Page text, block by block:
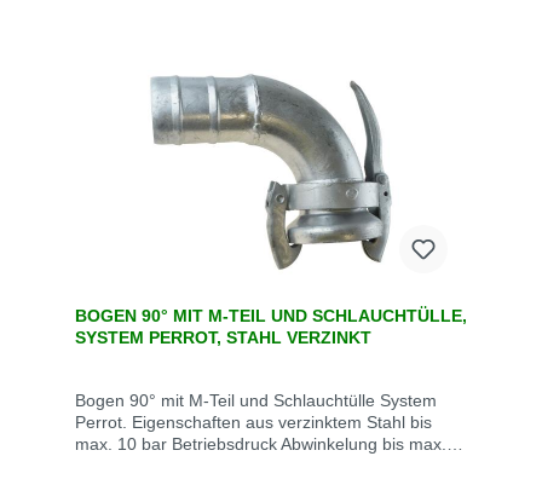
BOGEN 90° MIT M-TEIL UND SCHLAUCHTÜLLE,
SYSTEM PERROT, STAHL VERZINKT
Bogen 90° mit M-Teil und Schlauchtülle System
Perrot. Eigenschaften aus verzinktem Stahl bis
max. 10 bar Betriebsdruck Abwinkelung bis max.